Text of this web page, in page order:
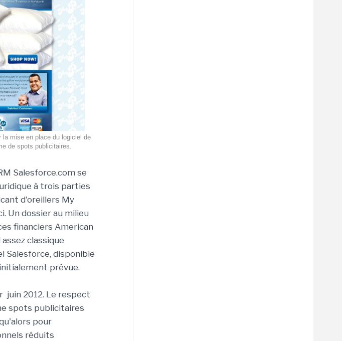
la mise en place du logiciel de
de spots publicitaires.
Salesforce.com se
à trois parties
d'oreillers My
Un dossier au milieu
financiers American
classique
Salesforce, disponible
prévue.
juin 2012. Le respect
spots publicitaires
pour
réduits